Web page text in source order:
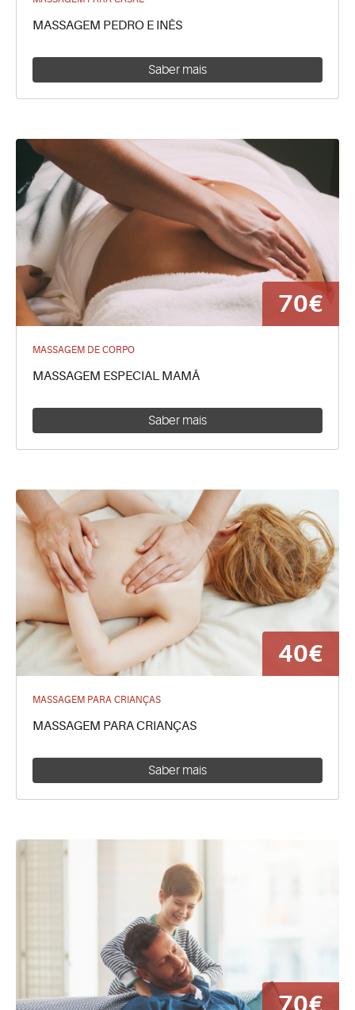
MASSAGEM PEDRO E INÊS
Saber mais
70€
MASSAGEM DE CORPO
MASSAGEM ESPECIAL MAMÃ
Saber mais
40€
MASSAGEM PARA CRIANÇAS
MASSAGEM PARA CRIANÇAS
Saber mais
70€